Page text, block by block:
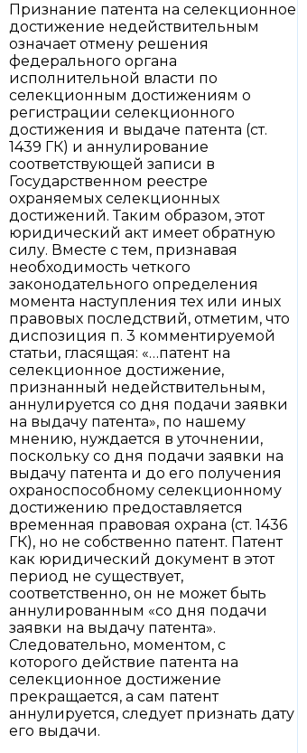
Признание патента на селекционное
достижение недействительным
означает отмену решения
федерального органа
исполнительной власти по
селекционным достижениям о
регистрации селекционного
достижения и выдаче патента (ст.
1439 ГК) и аннулирование
соответствующей записи в
Государственном реестре
охраняемых селекционных
достижений. Таким образом, этот
юридический акт имеет обратную
силу. Вместе с тем, признавая
необходимость четкого
законодательного определения
момента наступления тех или иных
правовых последствий, отметим, что
диспозиция п. 3 комментируемой
статьи, гласящая: «…патент на
селекционное достижение,
признанный недействительным,
аннулируется со дня подачи заявки
на выдачу патента», по нашему
мнению, нуждается в уточнении,
поскольку со дня подачи заявки на
выдачу патента и до его получения
охраноспособному селекционному
достижению предоставляется
временная правовая охрана (ст. 1436
ГК), но не собственно патент. Патент
как юридический документ в этот
период не существует,
соответственно, он не может быть
аннулированным «со дня подачи
заявки на выдачу патента».
Следовательно, моментом, с
которого действие патента на
селекционное достижение
прекращается, а сам патент
аннулируется, следует признать дату
его выдачи.